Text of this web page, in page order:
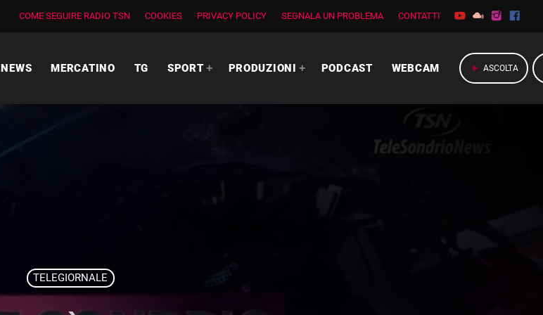
COME SEGUIRE RADIO TSN COOKIES PRIVACY POLICY SEGNALA UN PROBLEMA CONTATTI
NEWS MERCATINO TG SPORT PRODUZIONI PODCAST WEBCAM play_arrow ASCOLTA
TELEGIORNALE